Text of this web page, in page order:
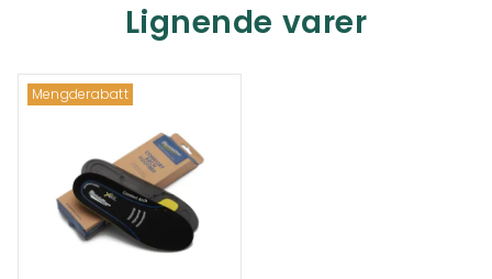
Lignende varer
Mengderabatt